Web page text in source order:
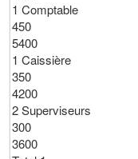
1 Comptable
450
5400
1 Caissière
350
4200
2 Superviseurs
300
3600